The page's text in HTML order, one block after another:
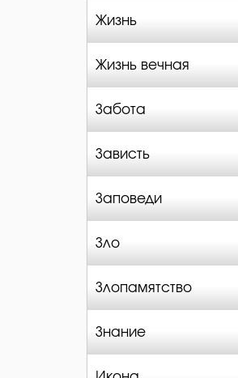
Жизнь
Жизнь вечная
Забота
Зависть
Заповеди
Зло
Злопамятство
Знание